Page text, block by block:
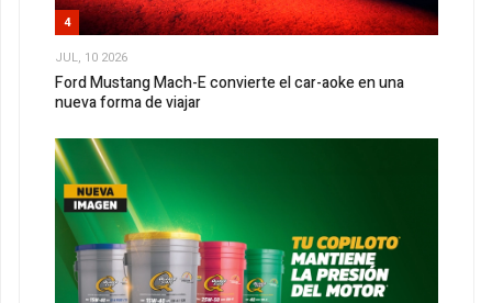
4
JUL, 10 2026
Ford Mustang Mach-E convierte el car-aoke en una
nueva forma de viajar